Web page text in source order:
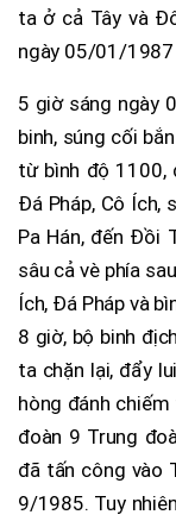
ta ở cả Tây và
ngày 05/01/1987
5 giờ sáng ngày
binh, súng cối
từ bình độ 1100,
Đá Pháp, Cô Ích,
Pa Hán, đến Đồi
sâu cả vè phía
Ích, Đá Pháp và
8 giờ, bộ binh
ta chặn lại, đẩy
hòng đánh
đoàn 9 Trung
đã tấn công vào
9/1985. Tuy